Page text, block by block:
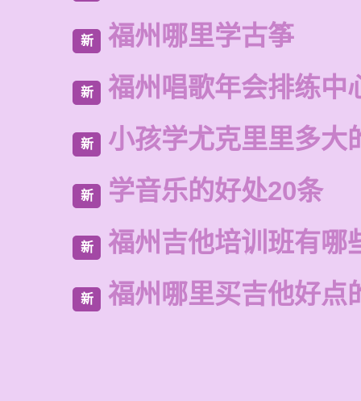
新 福州哪里学古筝
新 福州唱歌年会排练中
新 小孩学尤克里里多大
新 学音乐的好处20条
新 福州吉他培训班有哪
新 福州哪里买吉他好点